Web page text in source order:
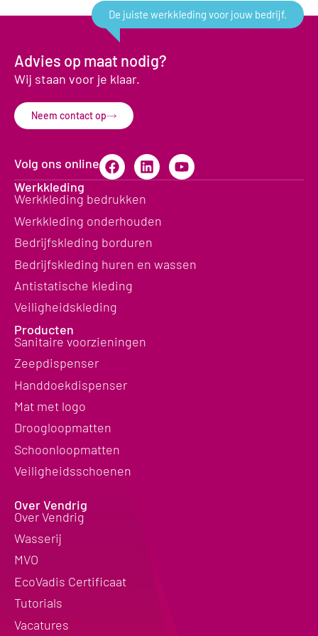
Advies op maat nodig?
Wij staan voor je klaar.
De juiste werkkleding voor jouw bedrijf.
Neem contact op
Volg ons online
Werkkleding
Werkkleding bedrukken
Werkkleding onderhouden
Bedrijfskleding borduren
Bedrijfskleding huren en wassen
Antistatische kleding
Veiligheidskleding
Producten
Sanitaire voorzieningen
Zeepdispenser
Handdoekdispenser
Mat met logo
Droogloopmatten
Schoonloopmatten
Veiligheidsschoenen
Over Vendrig
Over Vendrig
Wasserij
MVO
EcoVadis Certificaat
Tutorials
Vacatures